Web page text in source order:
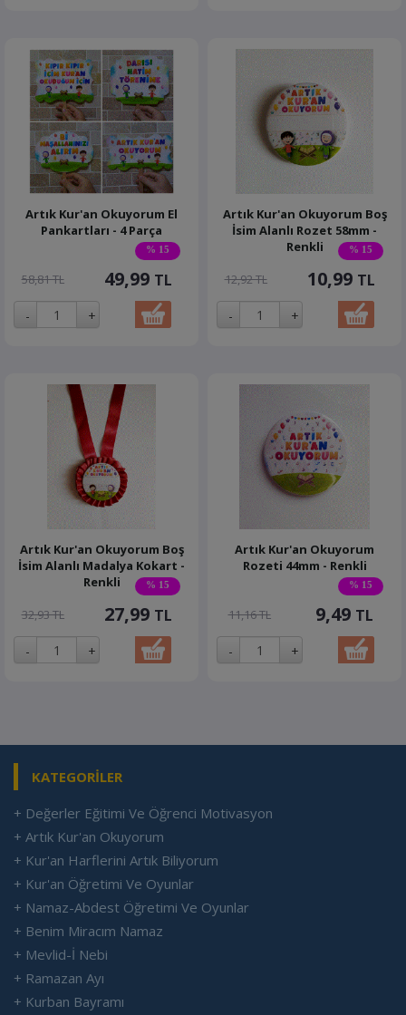
% 15
Artık Kur'an Okuyorum El
Pankartları - 4 Parça
58,81 TL 49,99 TL
% 15
Artık Kur'an Okuyorum Boş
İsim Alanlı Rozet 58mm -
Renkli
12,92 TL
10,99 TL
% 15
Artık Kur'an Okuyorum Boş
İsim Alanlı Madalya Kokart -
Renkli
32,93 TL
27,99 TL
% 15
Artık Kur'an Okuyorum
Rozeti 44mm - Renkli
11,16 TL 9,49 TL
KATEGORİLER
+ Değerler Eğitimi Ve Öğrenci Motivasyon
+ Artık Kur'an Okuyorum
+ Kur'an Harflerini Artık Biliyorum
+ Kur'an Öğretimi Ve Oyunlar
+ Namaz-Abdest Öğretimi Ve Oyunlar
+ Benim Miracım Namaz
+ Mevlid-İ Nebi
+ Ramazan Ayı
+ Kurban Bayramı